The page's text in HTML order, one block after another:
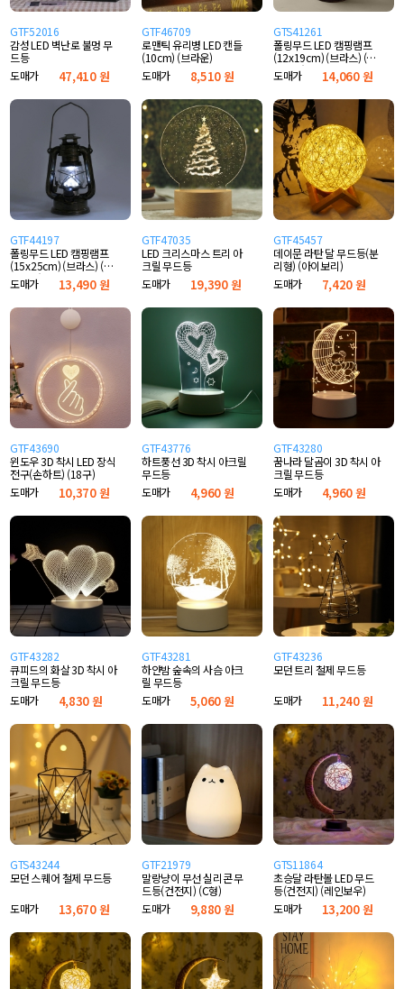
GTF52016
감성 LED 벽난로 불멍 무
드등
도매가
47,410 원
GTF46709
로맨틱 유리병 LED 캔들
(10cm) (브라운)
도매가
8,510 원
GTS41261
폴링무드 LED 캠핑램프
(12x19cm) (브라스) (웜
색전구)
도매가 14,060 원
GTF44197
폴링무드 LED 캠핑램프
(15x25cm) (브라스) (백
색전구)
도매가 13,490 원
GTF47035
LED 크리스마스 트리 아
크릴 무드등
도매가
19,390 원
GTF45457
데이문 라탄 달 무드등(분
리형) (아이보리)
도매가
7,420 원
GTF43690
윈도우 3D 착시 LED 장식
전구(손하트) (18구)
도매가
10,370 원
GTF43776
하트풍선 3D 착시 아크릴
무드등
도매가
4,960 원
GTF43280
꿈나라 달곰이 3D 착시 아
크릴 무드등
도매가
4,960 원
GTF43282
큐피드의 화살 3D 착시 아
크릴 무드등
도매가
4,830 원
GTF43281
하얀밤 숲속의 사슴 아크
릴 무드등
도매가
5,060 원
GTF43236
모던 트리 철제 무드등
도매가
11,240 원
GTS43244
모던 스퀘어 철제 무드등
도매가
13,670 원
GTF21979
말랑냥이 무선 실리콘 무
드등(건전지) (C형)
도매가
9,880 원
GTS11864
초승달 라탄볼 LED 무드
등(건전지) (레인보우)
도매가
13,200 원